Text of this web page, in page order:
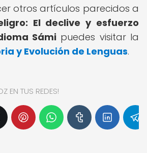
otros artículos parecidos a
El declive y esfuerzo
Sámi puedes visitar la
y Evolución de Lenguas.
EN TUS REDES!